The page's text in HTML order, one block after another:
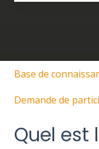
Base de
Demande de
Quel est